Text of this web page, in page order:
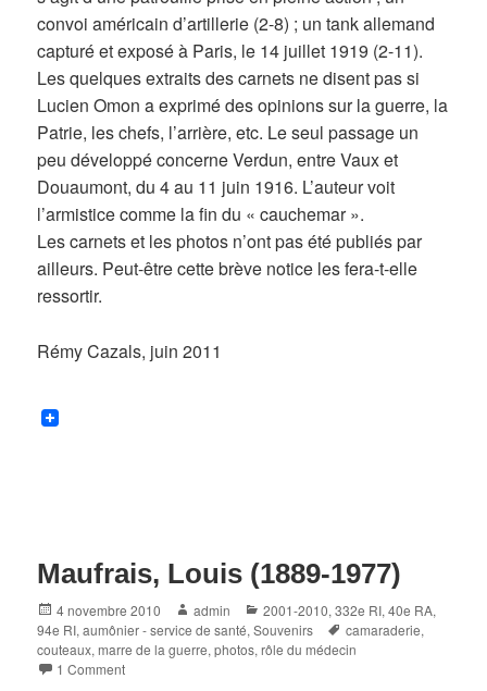
convoi américain d’artillerie (2-8) ; un tank allemand
capturé et exposé à Paris, le 14 juillet 1919 (2-11).
Les quelques extraits des carnets ne disent pas si
Lucien Omon a exprimé des opinions sur la guerre, la
Patrie, les chefs, l’arrière, etc. Le seul passage un
peu développé concerne Verdun, entre Vaux et
Douaumont, du 4 au 11 juin 1916. L’auteur voit
l’armistice comme la fin du « cauchemar ».
Les carnets et les photos n’ont pas été publiés par
ailleurs. Peut-être cette brève notice les fera-t-elle
ressortir.
Rémy Cazals, juin 2011
Maufrais, Louis (1889-1977)
Posted
on
4 novembre 2010 Author
admin Categories
2001-2010,332e RI,40e RA,
94e RI,aumônier - service de santé,Souvenirs Tags
camaraderie,
couteaux,marre de la guerre,photos,rôle du médecin
1 Comment